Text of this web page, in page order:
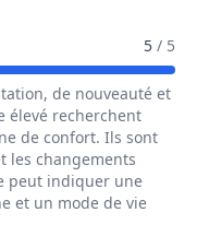
Chef / Cheffe
5 / 5
de nouveauté et
élevé recherchent
de confort. Ils sont
les changements
peut indiquer une
et un mode de vie